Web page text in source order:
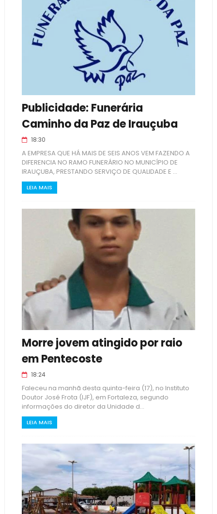
Publicidade: Funerária
Caminho da Paz de Irauçuba
18:30
A EMPRESA QUE HÁ MAIS DE SEIS ANOS VEM FAZENDO A
DIFERENCIA NO RAMO FUNERÁRIO NO MUNICÍPIO DE
IRAUÇUBA, PRESTANDO SERVIÇO DE QUALIDADE E ...
LEIA MAIS
Morre jovem atingido por raio
em Pentecoste
18:24
Faleceu na manhã desta quinta-feira (17), no Instituto
Doutor José Frota (IJF), em Fortaleza, segundo
informações do diretor da Unidade d...
LEIA MAIS